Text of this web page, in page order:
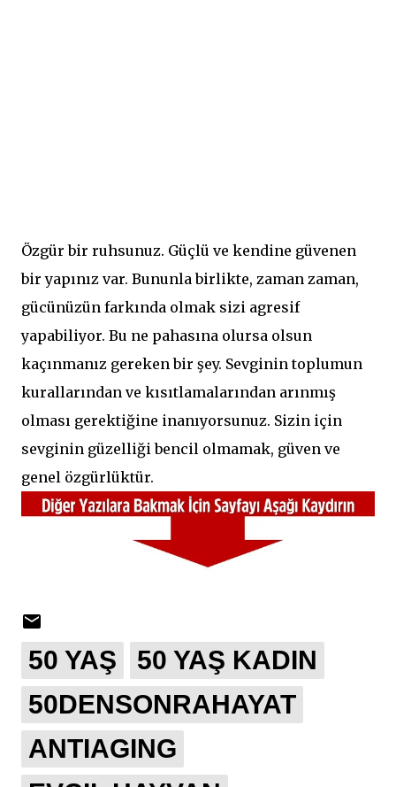
Özgür bir ruhsunuz. Güçlü ve kendine güvenen
bir yapınız var. Bununla birlikte, zaman zaman,
gücünüzün farkında olmak sizi agresif
yapabiliyor. Bu ne pahasına olursa olsun
kaçınmanız gereken bir şey. Sevginin toplumun
kurallarından ve kısıtlamalarından arınmış
olması gerektiğine inanıyorsunuz. Sizin için
sevginin güzelliği bencil olmamak, güven ve
genel özgürlüktür.
50 YAŞ
50 YAŞ KADIN
50DENSONRAHAYAT
ANTIAGING